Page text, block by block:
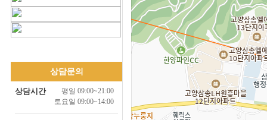
상담문의
상담시간
평일 09:00~21:00
토요일 09:00~14:00